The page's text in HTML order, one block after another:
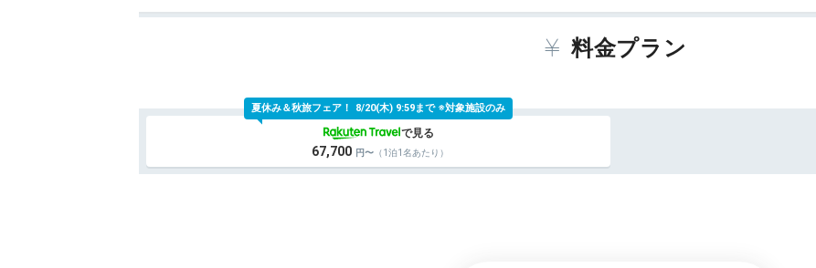
料金プラン
67,700 （1泊1名あたり）
夏休み＆秋旅フェア！ 8/20(木) 9:59まで ※対象施設のみ